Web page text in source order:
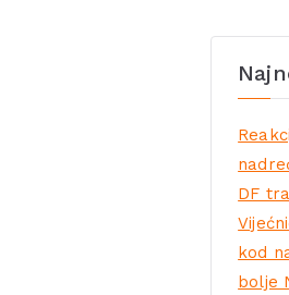
DF
kod
bolje